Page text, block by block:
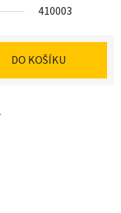
410003
DO KOŠÍKU